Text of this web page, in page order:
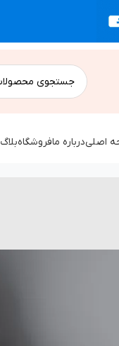
اصلیدرباره مافروشگاهبلاگ